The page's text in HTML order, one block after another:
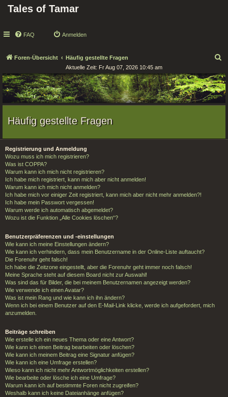
Tales of Tamar
FAQ Anmelden
Foren-Übersicht Häufig gestellte Fragen
c
h
e
Aktuelle Zeit: Fr Aug 07, 2026 10:45 am
Häufig gestellte Fragen
Registrierung und Anmeldung
Wozu muss ich mich registrieren?
Was ist COPPA?
Warum kann ich mich nicht registrieren?
Ich habe mich registriert, kann mich aber nicht anmelden!
Warum kann ich mich nicht anmelden?
Ich habe mich vor einiger Zeit registriert, kann mich aber nicht mehr anmelden?!
Ich habe mein Passwort vergessen!
Warum werde ich automatisch abgemeldet?
Wozu ist die Funktion „Alle Cookies löschen“?
Benutzerpräferenzen und -einstellungen
Wie kann ich meine Einstellungen ändern?
Wie kann ich verhindern, dass mein Benutzername in der Online-Liste auftaucht?
Die Forenuhr geht falsch!
Ich habe die Zeitzone eingestellt, aber die Forenuhr geht immer noch falsch!
Meine Sprache steht auf diesem Board nicht zur Auswahl!
Was sind das für Bilder, die bei meinem Benutzernamen angezeigt werden?
Wie verwende ich einen Avatar?
Was ist mein Rang und wie kann ich ihn ändern?
Wenn ich bei einem Benutzer auf den E-Mail-Link klicke, werde ich aufgefordert, mich
anzumelden.
Beiträge schreiben
Wie erstelle ich ein neues Thema oder eine Antwort?
Wie kann ich einen Beitrag bearbeiten oder löschen?
Wie kann ich meinem Beitrag eine Signatur anfügen?
Wie kann ich eine Umfrage erstellen?
Wieso kann ich nicht mehr Antwortmöglichkeiten erstellen?
Wie bearbeite oder lösche ich eine Umfrage?
Warum kann ich auf bestimmte Foren nicht zugreifen?
Weshalb kann ich keine Dateianhänge anfügen?